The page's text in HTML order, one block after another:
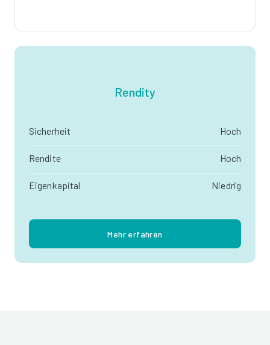
Rendity
Sicherheit Hoch
Rendite Hoch
Eigenkapital Niedrig
Mehr erfahren